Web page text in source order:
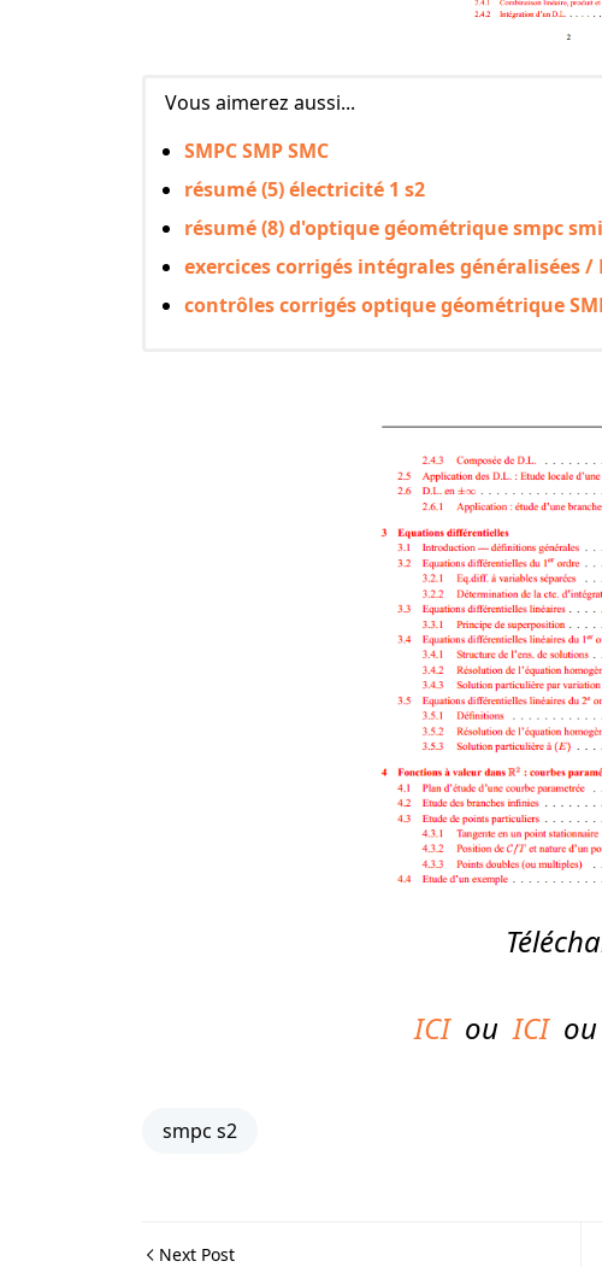
Vous aimerez aussi...
SMPC SMP SMC
résumé (5) électricité 1 s2
résumé (8) d'optique géométrique smpc
exercices corrigés intégrales généralisées
contrôles corrigés optique géométrique SMP
ICIouICI
smpc s2
Next Post